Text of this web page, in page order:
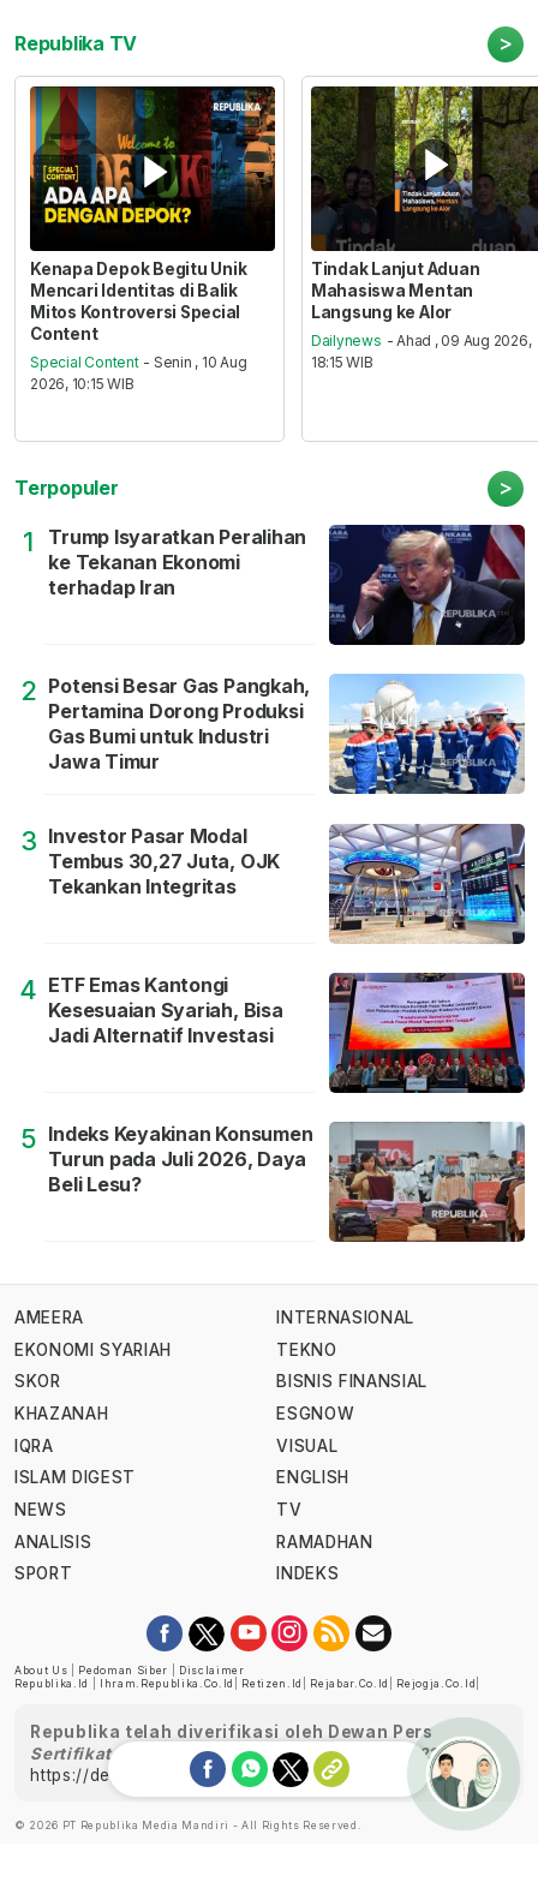
Republika TV >
Kenapa Depok Begitu Unik
Mencari Identitas di Balik
Mitos Kontroversi Special
Content
Special Content - Senin , 10 Aug
2026, 10:15 WIB
Tindak Lanjut Aduan
Mahasiswa Mentan
Langsung ke Alor
Dailynews - Ahad , 09 Aug 2026,
18:15 WIB
Terpopuler >
1
Trump Isyaratkan Peralihan
ke Tekanan Ekonomi
terhadap Iran
2 Potensi Besar Gas Pangkah,
Pertamina Dorong Produksi
Gas Bumi untuk Industri
Jawa Timur
3 Investor Pasar Modal
Tembus 30,27 Juta, OJK
Tekankan Integritas
4 ETF Emas Kantongi
Kesesuaian Syariah, Bisa
Jadi Alternatif Investasi
5 Indeks Keyakinan Konsumen
Turun pada Juli 2026, Daya
Beli Lesu?
AMEERA
EKONOMI SYARIAH
SKOR
KHAZANAH
IQRA
ISLAM DIGEST
NEWS
ANALISIS
SPORT
INTERNASIONAL
TEKNO
BISNIS FINANSIAL
ESGNOW
VISUAL
ENGLISH
TV
RAMADHAN
INDEKS
About Us Pedoman Siber
Disclaimer
Republika.id
Ihram.republika.co.id Retizen.id Rejabar.co.id Rejogja.co.id
Republika telah diverifikasi oleh Dewan Pers
Sertifikat Nomor 1058/DP-Verifikasi/K/XII/2022
https://dewanpers.or.id/data/perusahaanpers
© 2026 PT Republika Media Mandiri - All Rights Reserved. Ask me!